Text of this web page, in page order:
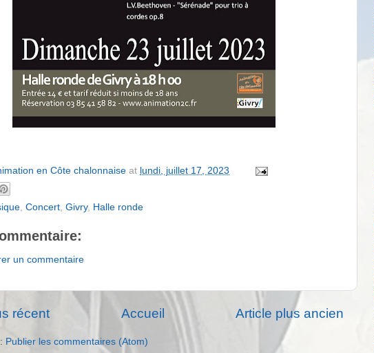
en Côte chalonnaise at lundi, juillet 17, 2023
, Concert, Givry, Halle ronde
un commentaire
récent Article plus ancien
Accueil
Publier les commentaires (Atom)